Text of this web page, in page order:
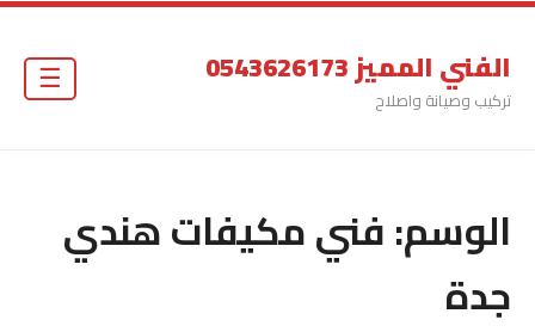
الفني المميز 0543626173
تركيب وصيانة واصلاح
الوسم:فني مكيفات هندي
جدة